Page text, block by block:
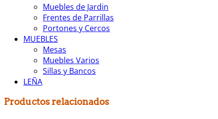
Muebles de Jardin
Frentes de Parrillas
Portones y Cercos
MUEBLES
Mesas
Muebles Varios
Sillas y Bancos
LEÑA
Productos relacionados